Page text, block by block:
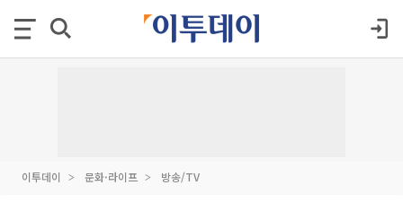
이투데이 문화·라이프 방송/TV